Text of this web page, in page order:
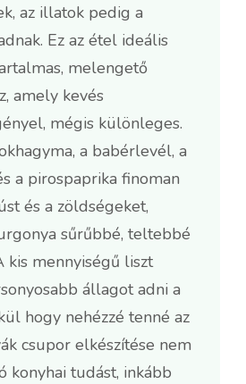
az illatok pedig a
Ez az étel ideális
melengető
amely kevés
mégis különleges.
a babérlevél, a
a pirospaprika finoman
és a zöldségeket,
sűrűbbé, teltebbé
kis mennyiségű liszt
állagot adni a
hogy nehézzé tenné az
csupor elkészítése nem
konyhai tudást, inkább